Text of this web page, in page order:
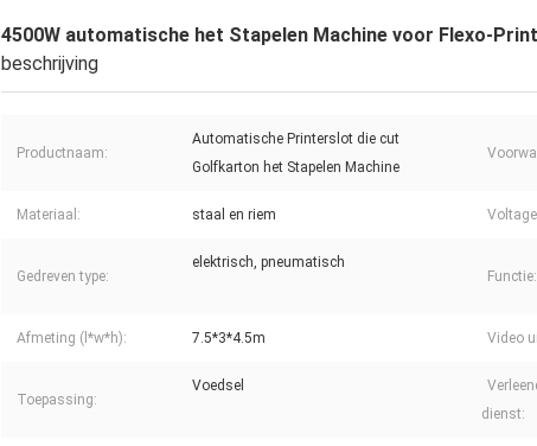
4500W automatische het Stapelen Machine voor Flexo-
beschrijving
Productnaam:
Automatische Printerslot die cut
Golfkarton het Stapelen Machine
Materiaal: staal en riem
Gedreven type:
elektrisch, pneumatisch
Functie:
Afmeting (l*w*h): 7.5*3*4.5m Video
Toepassing:
Voedsel
dienst: